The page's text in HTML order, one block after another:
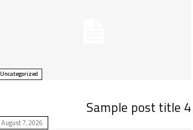
Uncategorized
Sample post title 4
August 7, 2026